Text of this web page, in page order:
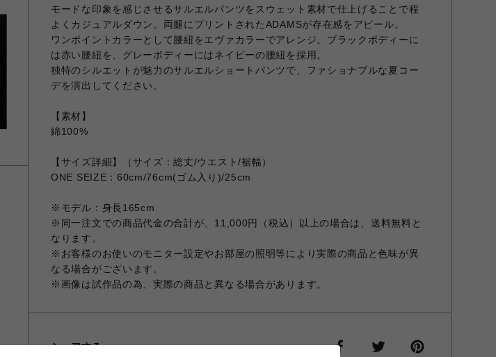
モードな印象を感じさせるサルエルパンツをスウェット素材で仕上げることで程
よくカジュアルダウン。両腿にプリントされたADAMSが存在感をアピール。
ワンポイントカラーとして腰紐をエヴァカラーでアレンジ。ブラックボディーに
は赤い腰紐を、グレーボディーにはネイビーの腰紐を採用。
独特のシルエットが魅力のサルエルショートパンツで、ファショナブルな夏コー
デを演出してください。
【素材】
綿100%
【サイズ詳細】（サイズ：総丈/ウエスト/裾幅）
ONE SEIZE：60cm/76cm(ゴム入り)/25cm
※モデル：身長165cm
※同一注文での商品代金の合計が、11,000円（税込）以上の場合は、送料無料と
なります。
※お客様のお使いのモニター設定やお部屋の照明等により実際の商品と色味が異
なる場合がございます。
※画像は試作品の為、実際の商品と異なる場合があります。
シェアする